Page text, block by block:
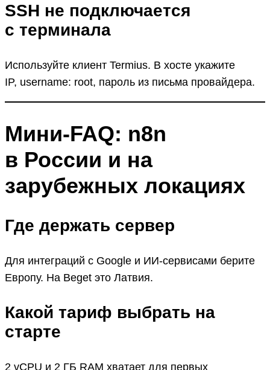
SSH не подключается
с терминала
Используйте клиент Termius. В хосте укажите
IP, username: root, пароль из письма провайдера.
Мини-FAQ: n8n
в России и на
зарубежных локациях
Где держать сервер
Для интеграций с Google и ИИ-сервисами берите
Европу. На Beget это Латвия.
Какой тариф выбрать на
старте
2 vCPU и 2 ГБ RAM хватает для первых